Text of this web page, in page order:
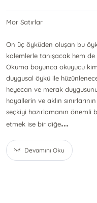
Mor Satırlar
On üç öyküden oluşan bu
kalemlerle tanışacak hem
Okuma boyunca okuyucu
duygusal öykü ile
heyecan ve merak
hayallerin ve aklın
seçkiyi hazırlamanın
etmek ise bir diğe...
Devamını Oku